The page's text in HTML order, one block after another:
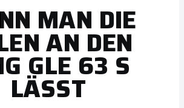
MAN DIE
AN DEN
GLE 63 S
LÄSST